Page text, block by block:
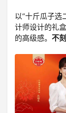
以“十斤瓜子选
计师设计的礼盒
的高级感。 不